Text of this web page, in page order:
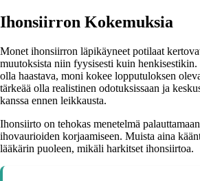
Ihonsiirron Kokemuksia
Monet ihonsiirron läpikäyneet potilaat
muutoksista niin fyysisesti kuin
olla haastava, moni kokee lopputuloksen
tärkeää olla realistinen odotuksissaan ja
kanssa ennen leikkausta.
Ihonsiirto on tehokas menetelmä
ihovaurioiden korjaamiseen. Muista aina
lääkärin puoleen, mikäli harkitset ihonsiirtoa.